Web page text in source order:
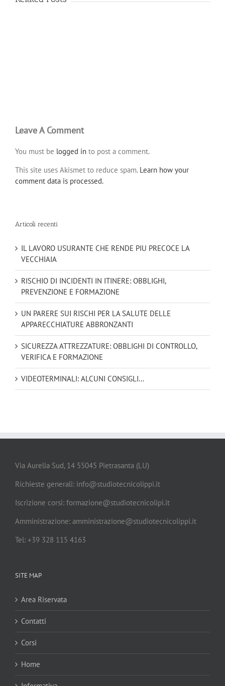
Leave A Comment
You must be logged in to post a comment.
This site uses Akismet to reduce spam. Learn how your
comment data is processed.
Articoli recenti
IL LAVORO USURANTE CHE RENDE PIU PRECOCE LA
VECCHIAIA
RISCHIO DI INCIDENTI IN ITINERE: OBBLIGHI,
PREVENZIONE E FORMAZIONE
UN PARERE SUI RISCHI PER LA SALUTE DELLE
APPARECCHIATURE ABBRONZANTI
SICUREZZA ATTREZZATURE: OBBLIGHI DI CONTROLLO,
VERIFICA E FORMAZIONE
VIDEOTERMINALI: ALCUNI CONSIGLI…
Via Aurelia Sud, 14 55045 Pietrasanta (LU)
Richieste generali: info@studiotecnicolippi.it
Iscrizione corsi: formazione@studiotecnicolipi.it
Amministrazione: amministrazione@studiotecnicolippi.it
Tel: +39 328 115 4163
SITE MAP
Area Riservata
Contatti
Corsi
Home